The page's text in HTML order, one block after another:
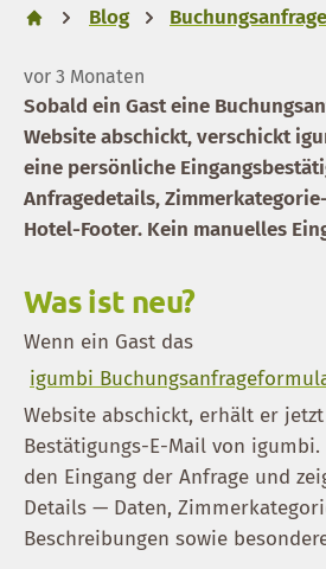
Blog
vor 3 Monaten
Sobald ein Gast eine
Website abschickt, verschickt
eine persönliche
Anfragedetails,
Hotel-Footer. Kein manuelles
Was ist neu?
Wenn ein Gast das
igumbi
Website abschickt, erhält er
Bestätigungs-E-Mail von
den Eingang der Anfrage und
Details — Daten,
Beschreibungen sowie